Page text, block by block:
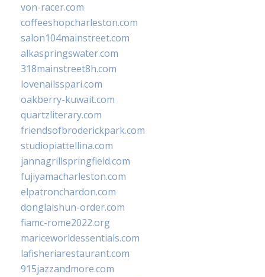
von-racer.com
coffeeshopcharleston.com
salon104mainstreet.com
alkaspringswater.com
318mainstreet8h.com
lovenailsspari.com
oakberry-kuwait.com
quartzliterary.com
friendsofbroderickpark.com
studiopiattellina.com
jannagrillspringfield.com
fujiyamacharleston.com
elpatronchardon.com
donglaishun-order.com
fiamc-rome2022.org
mariceworldessentials.com
lafisheriarestaurant.com
915jazzandmore.com